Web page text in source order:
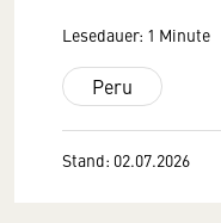
Lesedauer: 1 Minute
Peru
Stand: 02.07.2026